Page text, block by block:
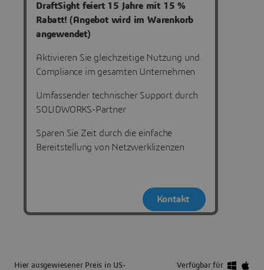
DraftSight feiert 15 Jahre mit 15 %
Rabatt! (Angebot wird im Warenkorb
angewendet)
Aktivieren Sie gleichzeitige Nutzung und
Compliance im gesamten Unternehmen
Umfassender technischer Support durch
SOLIDWORKS-Partner
Sparen Sie Zeit durch die einfache
Bereitstellung von Netzwerklizenzen
Kontakt
Hier ausgewiesener Preis in US- Verfügbar für